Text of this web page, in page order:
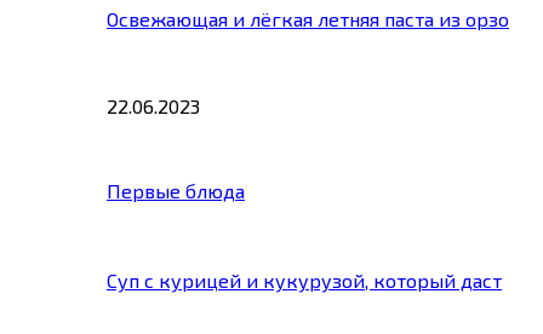
Освежающая и лёгкая летняя паста из орзо
22.06.2023
Первые блюда
Суп с курицей и кукурузой, который даст